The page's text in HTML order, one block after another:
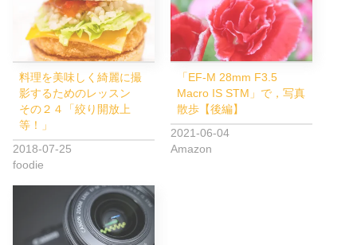
料理を美味しく綺麗に撮
影するためのレッスン
その２４「絞り開放上
等！」
2018-07-25
foodie
「EF-M 28mm F3.5
Macro IS STM」で，写真
散歩【後編】
2021-06-04
Amazon